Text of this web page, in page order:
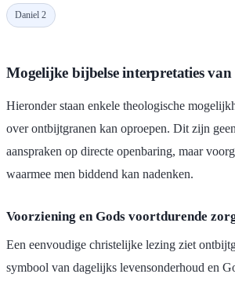
Daniel 2
Mogelijke bijbelse interpretaties
Hieronder staan enkele theologische
over ontbijtgranen kan oproepen. Dit zijn
aanspraken op directe openbaring, maar
waarmee men biddend kan nadenken.
Voorziening en Gods voortdurende
Een eenvoudige christelijke lezing ziet
symbool van dagelijks levensonderhoud en